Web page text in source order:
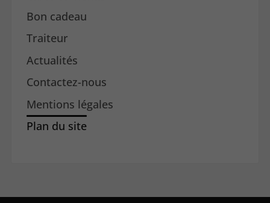
Bon cadeau
Traiteur
Actualités
Contactez-nous
Mentions légales
Plan du site